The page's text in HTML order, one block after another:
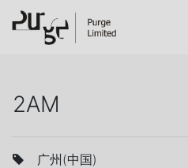
2AM
广州(中国)